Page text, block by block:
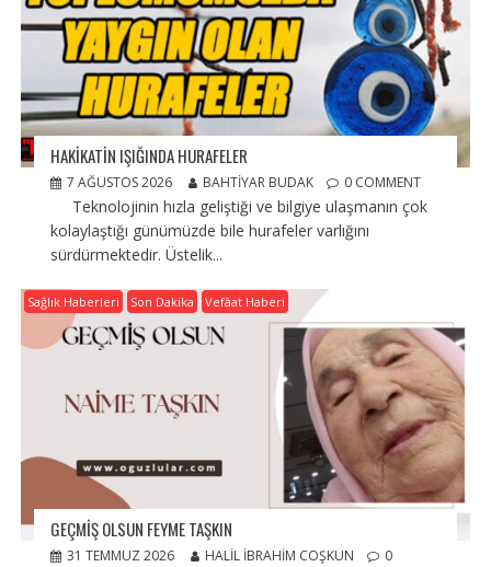
HAKİKATİN IŞIĞINDA HURAFELER
7 AĞUSTOS 2026 BAHTIYAR BUDAK 0 COMMENT
Teknolojinin hızla geliştiği ve bilgiye ulaşmanın çok
kolaylaştığı günümüzde bile hurafeler varlığını
sürdürmektedir. Üstelik...
Sağlık Haberleri Son Dakika Vefâat Haberi
GEÇMIŞ OLSUN FEYME TAŞKIN
31 TEMMUZ 2026 HALIL İBRAHIM COŞKUN
0